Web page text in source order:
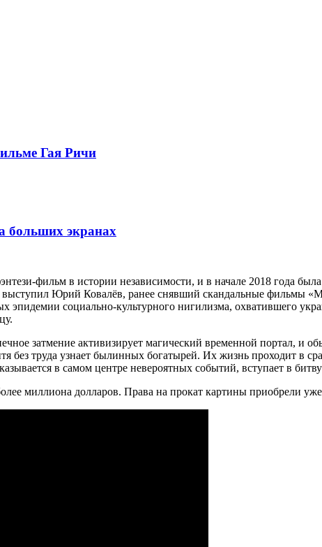
Гая Ричи
больших экранах
фильм в истории независимости, и в начале 2018 года
Юрий Ковалёв, ранее снявший скандальные фильмы
эпидемии социально-культурного нигилизма, охватившего
затмение активизирует магический временной портал,
без труда узнает былинных богатырей. Их жизнь проходит в
в самом центре невероятных событий, вступает в
миллиона долларов. Права на прокат картины приобрели